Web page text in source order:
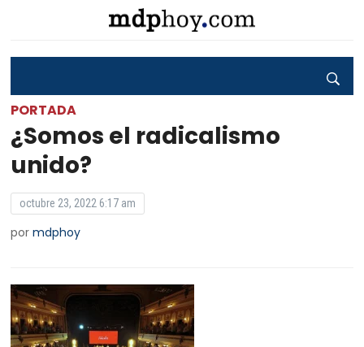
PORTADA
¿Somos el radicalismo
unido?
octubre 23, 2022 6:17 am
pormdphoy